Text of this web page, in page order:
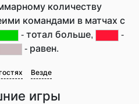
количеству
командами в матчах с
- тотал больше,
-
- равен.
Везде
игры